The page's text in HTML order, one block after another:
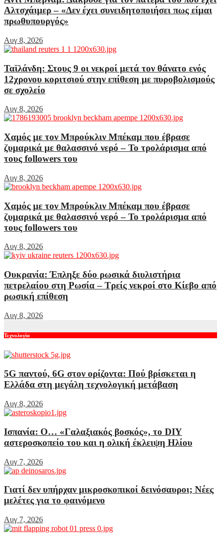
Αλτσχάιμερ – «Δεν έχει συνειδητοποιήσει πως είμαι
πρωθυπουργός»
Αυγ 8, 2026
Ταϊλάνδη: Στους 9 οι νεκροί μετά τον θάνατο ενός
12χρονου κοριτσιού στην επίθεση με πυροβολισμούς
σε σχολείο
Αυγ 8, 2026
Χαμός με τον Μπρούκλιν Μπέκαμ που έβρασε
ζυμαρικά με θαλασσινό νερό – Το τρολάρισμα από
τους followers του
Αυγ 8, 2026
Χαμός με τον Μπρούκλιν Μπέκαμ που έβρασε
ζυμαρικά με θαλασσινό νερό – Το τρολάρισμα από
τους followers του
Αυγ 8, 2026
Ουκρανία: Έπληξε δύο ρωσικά διυλιστήρια
πετρελαίου στη Ρωσία – Τρείς νεκροί στο Κίεβο από
ρωσική επίθεση
Αυγ 8, 2026
Τεχνολογία
5G παντού, 6G στον ορίζοντα: Πού βρίσκεται η
Ελλάδα στη μεγάλη τεχνολογική μετάβαση
Αυγ 8, 2026
Ισπανία: Ο… «Γαλαξιακός βοσκός», το DIY
αστεροσκοπείο του και η ολική έκλειψη Ηλίου
Αυγ 7, 2026
Γιατί δεν υπήρχαν μικροσκοπικοί δεινόσαυροι; Νέες
μελέτες για το φαινόμενο
Αυγ 7, 2026